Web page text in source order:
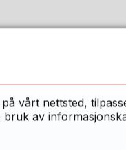
og vil først bli
vårt nettsted,
av